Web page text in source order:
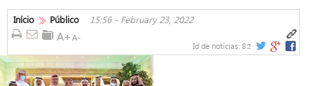
Início Público 15:56 - February 23, 2022
Id de notícias: 82